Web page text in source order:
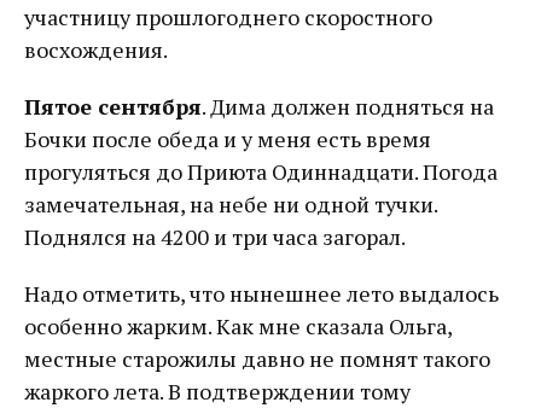
участницу прошлогоднего скоростного
восхождения.
Пятое сентября. Дима должен подняться на
Бочки после обеда и у меня есть время
прогуляться до Приюта Одиннадцати. Погода
замечательная, на небе ни одной тучки.
Поднялся на 4200 и три часа загорал.
Надо отметить, что нынешнее лето выдалось
особенно жарким. Как мне сказала Ольга,
местные старожилы давно не помнят такого
жаркого лета. В подтверждении тому